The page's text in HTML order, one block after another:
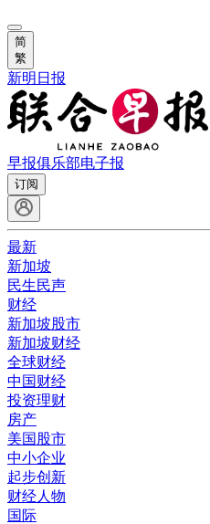
简
繁
新明日报
早报俱乐部电子报
订阅
最新
新加坡
民生民声
财经
新加坡股市
新加坡财经
全球财经
中国财经
投资理财
房产
美国股市
中小企业
起步创新
财经人物
国际